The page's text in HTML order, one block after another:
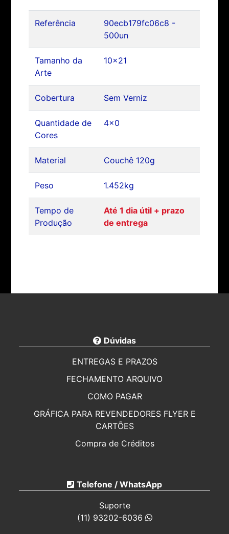
Referência
90ecb179fc06c8 -
500un
Tamanho da
Arte
10x21
Cobertura Sem Verniz
Quantidade de
Cores
4x0
Material Couchê 120g
Peso 1.452kg
Tempo de
Produção
Até 1 dia útil + prazo
de entrega
Dúvidas
ENTREGAS E PRAZOS
FECHAMENTO ARQUIVO
COMO PAGAR
GRÁFICA PARA REVENDEDORES FLYER E
CARTÕES
Compra de Créditos
IMPRESSOS PARA ELEIÇÕES 2026
REVENDA DE FOLHETOS
Telefone / WhatsApp
Suporte
(11) 93202-6036